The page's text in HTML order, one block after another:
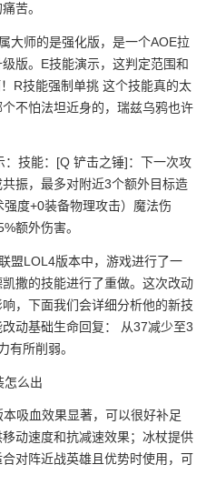
苦。
大师的是强化版，是一个AOE拉
版。E技能演示，这判定范围和
R技能强制单挑 这个技能真的太
不怕法坦近身的，瑞兹乌鸦也许
技能：[Q 铲击之锤]：下一次攻
振，最多对附近3个额外目标造
度+0装备物理攻击）魔法伤
额外伤害。
盟LOL4版本中，游戏进行了一
撒的技能进行了重做。这次改动
，下面我们会详细分析他的新技
动基础生命回复： 从37减少至3
有所削弱。
怎么出
吸血效果显著，可以很好补足
动速度和抗减速效果；冰杖提供
对阵近战英雄且优势时使用，可